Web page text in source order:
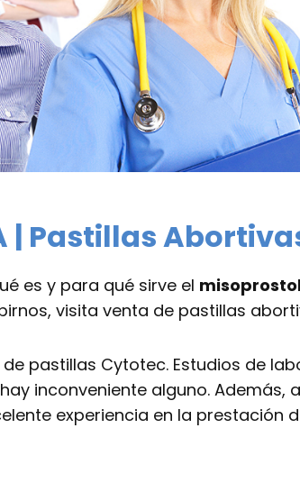
| Pastillas
es y para qué sirve el
visita venta de pastillas
pastillas Cytotec. Estudios de
inconveniente alguno.
experiencia en la prestación